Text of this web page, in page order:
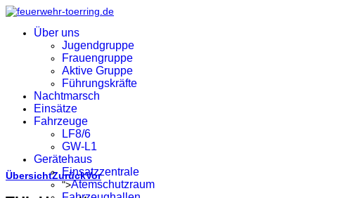
Über uns
Jugendgruppe
Frauengruppe
Aktive Gruppe
Führungskräfte
Nachtmarsch
Einsätze
Fahrzeuge
LF8/6
GW-L1
Gerätehaus
Einsatzzentrale
">Atemschutzraum
ÜbersichtZurückVor